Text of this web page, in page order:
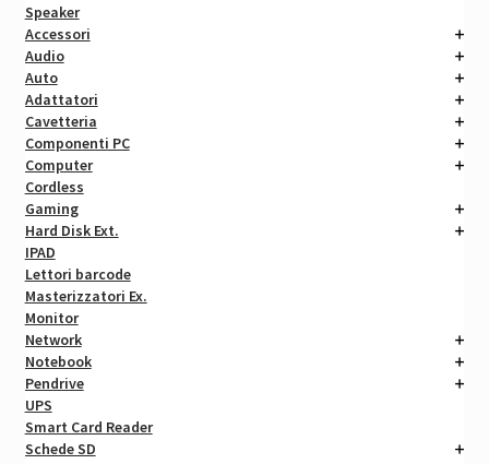
Speaker
Accessori
Audio
Auto
Adattatori
Cavetteria
Componenti PC
Computer
Cordless
Gaming
Hard Disk Ext.
IPAD
Lettori barcode
Masterizzatori Ex.
Monitor
Network
Notebook
Pendrive
UPS
Smart Card Reader
Schede SD